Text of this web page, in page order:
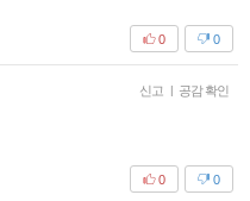
0
0
신고 | 공감 확인
0
0